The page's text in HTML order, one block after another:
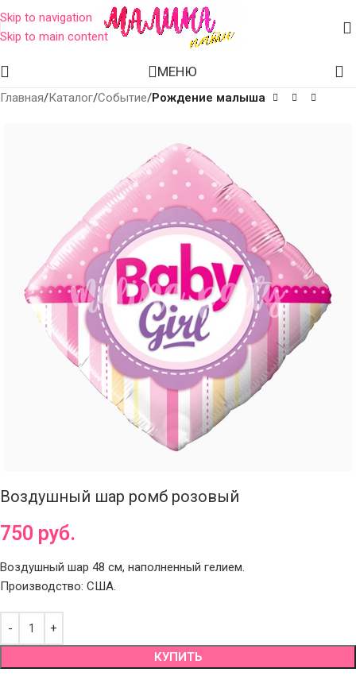
Skip to navigation
Skip to main content
МЕНЮ
Главная Каталог Событие Рождение малыша
Воздушный шар ромб розовый
750 руб.
Воздушный шар 48 см, наполненный гелием.
Производство: США.
КУПИТЬ